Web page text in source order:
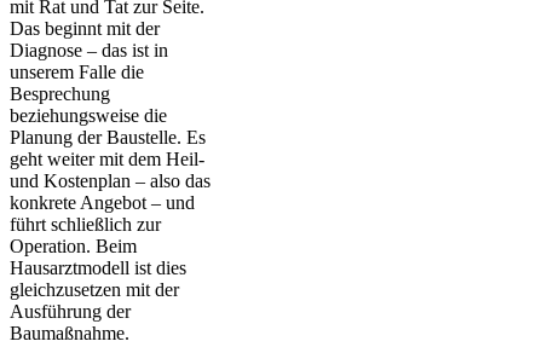
mit Rat und Tat zur Seite.
Das beginnt mit der
Diagnose – das ist in
unserem Falle die
Besprechung
beziehungsweise die
Planung der Baustelle. Es
geht weiter mit dem Heil-
und Kostenplan – also das
konkrete Angebot – und
führt schließlich zur
Operation. Beim
Hausarztmodell ist dies
gleichzusetzen mit der
Ausführung der
Baumaßnahme.